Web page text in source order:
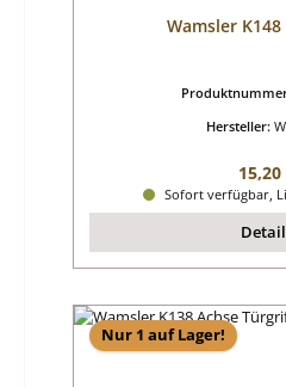
Wamsler
Hersteller:
15,20
Sofort verfügbar,
Nur 1 auf Lager!